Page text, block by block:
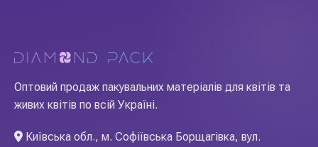
Оптовий продаж пакувальних матеріалів для квітів та
живих квітів по всій Україні.
Київська обл., м. Софіївська Борщагівка, вул.